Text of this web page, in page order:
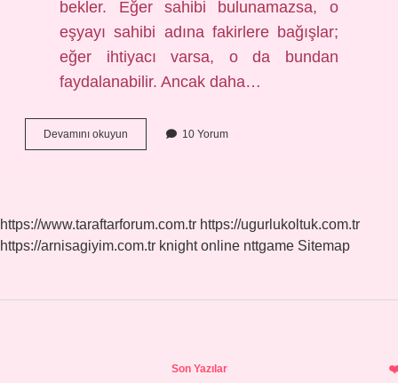
bekler. Eğer sahibi bulunamazsa, o
eşyayı sahibi adına fakirlere bağışlar;
eğer ihtiyacı varsa, o da bundan
faydalanabilir. Ancak daha…
Devamını okuyun
Eşya
10 Yorum
https://www.taraftarforum.com.tr https://ugurlukoltuk.com.tr
https://arnisagiyim.com.tr knight online nttgame Sitemap
Son Yazılar